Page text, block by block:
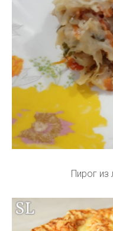
Пирог из